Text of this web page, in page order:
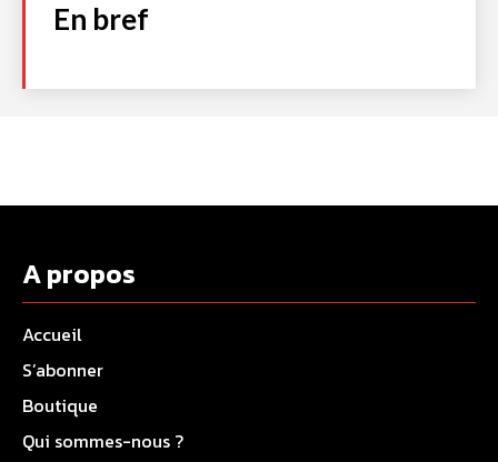
En bref
A propos
Accueil
S’abonner
Boutique
Qui sommes-nous ?